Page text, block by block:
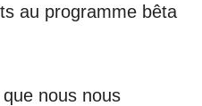
au programme bêta
nous nous